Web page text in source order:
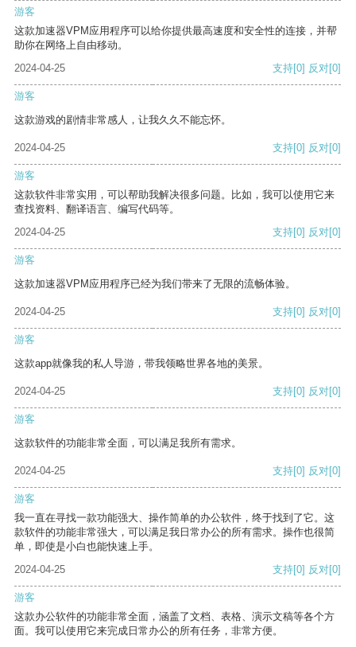
游客
这款加速器VPM应用程序可以给你提供最高速度和安全性的连接，并帮
助你在网络上自由移动。
2024-04-25
支持[0] 反对[0]
游客
这款游戏的剧情非常感人，让我久久不能忘怀。
2024-04-25 支持[0] 反对[0]
游客
这款软件非常实用，可以帮助我解决很多问题。比如，我可以使用它来
查找资料、翻译语言、编写代码等。
2024-04-25
支持[0] 反对[0]
游客
这款加速器VPM应用程序已经为我们带来了无限的流畅体验。
2024-04-25 支持[0] 反对[0]
游客
这款app就像我的私人导游，带我领略世界各地的美景。
2024-04-25 支持[0] 反对[0]
游客
这款软件的功能非常全面，可以满足我所有需求。
2024-04-25 支持[0] 反对[0]
游客
我一直在寻找一款功能强大、操作简单的办公软件，终于找到了它。这
款软件的功能非常强大，可以满足我日常办公的所有需求。操作也很简
单，即使是小白也能快速上手。
2024-04-25
支持[0] 反对[0]
游客
这款办公软件的功能非常全面，涵盖了文档、表格、演示文稿等各个方
面。我可以使用它来完成日常办公的所有任务，非常方便。